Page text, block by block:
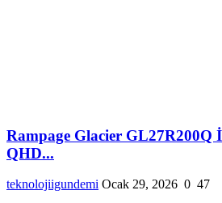
Rampage Glacier GL27R200Q
QHD...
teknolojiigundemi Ocak 29, 2026 0 47